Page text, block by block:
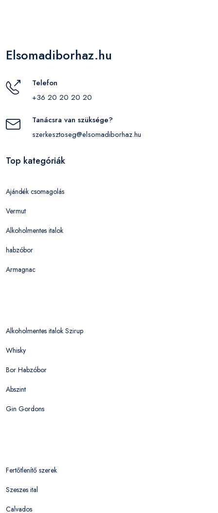
Elsomadiborhaz.hu
Telefon
+36 20 20 20 20
Tanácsra van szüksége?
szerkesztoseg@elsomadiborhaz.hu
Top kategóriák
Ajándék csomagolás
Vermut
Alkoholmentes italok
habzóbor
Armagnac
Alkoholmentes italok Szirup
Whisky
Bor Habzóbor
Abszint
Gin Gordons
Fertőtlenítő szerek
Szeszes ital
Calvados